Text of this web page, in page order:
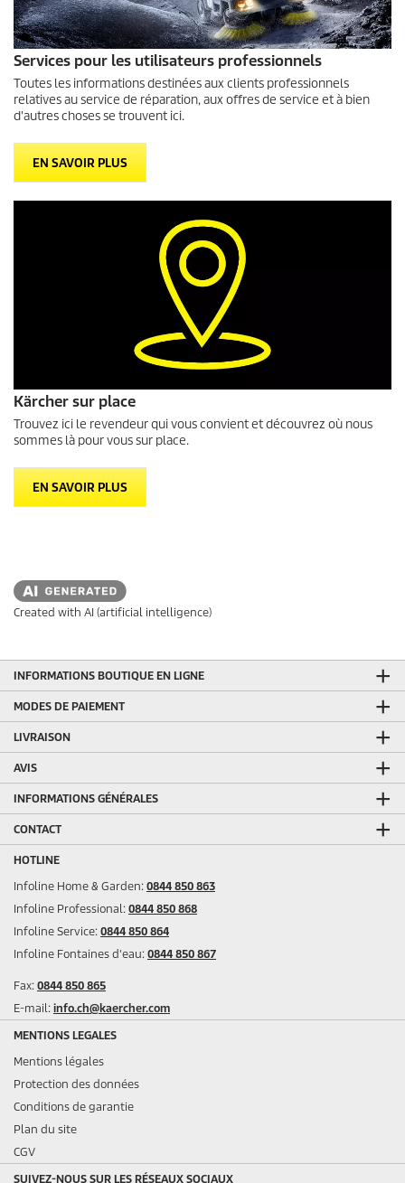
Services pour les utilisateurs professionnels
Toutes les informations destinées aux clients professionnels
relatives au service de réparation, aux offres de service et à bien
d'autres choses se trouvent ici.
EN SAVOIR PLUS
Kärcher sur place
Trouvez ici le revendeur qui vous convient et découvrez où nous
sommes là pour vous sur place.
EN SAVOIR PLUS
Created with AI (artificial intelligence)
INFORMATIONS BOUTIQUE EN LIGNE
MODES DE PAIEMENT
LIVRAISON
AVIS
INFORMATIONS GÉNÉRALES
CONTACT
HOTLINE
Infoline Home & Garden: 0844 850 863
Infoline Professional: 0844 850 868
Infoline Service: 0844 850 864
Infoline Fontaines d'eau: 0844 850 867
Fax: 0844 850 865
E-mail: info.ch@kaercher.com
MENTIONS LEGALES
Mentions légales
Protection des données
Conditions de garantie
Plan du site
CGV
SUIVEZ-NOUS SUR LES RÉSEAUX SOCIAUX